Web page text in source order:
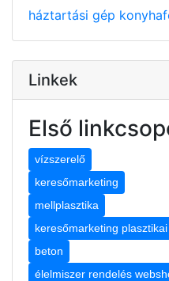
háztartási gép
Linkek
Első
vízszerelő
keresőmarketing
mellplasztika
keresőmarketing
beton
élelmiszer rendelés